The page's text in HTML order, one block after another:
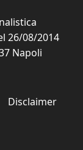
26/08/2014
Napoli
Disclaimer